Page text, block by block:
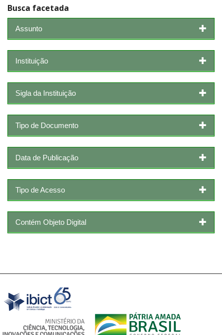
Busca facetada
Assunto
Instituição
Sigla da Instituição
Tipo de Documento
Data de Publicação
Tipo de Acesso
Contém Objeto Digital